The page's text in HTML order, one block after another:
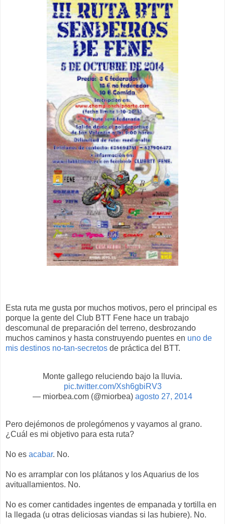
Esta ruta me gusta por muchos motivos, pero el principal es
porque la gente del Club BTT Fene hace un trabajo
descomunal de preparación del terreno, desbrozando
muchos caminos y hasta construyendo puentes en uno de
mis destinos no-tan-secretos de práctica del BTT.
Monte gallego reluciendo bajo la lluvia.
pic.twitter.com/Xsh6gbiRV3
— miorbea.com (@miorbea) agosto 27, 2014
Pero dejémonos de prolegómenos y vayamos al grano.
¿Cuál es mi objetivo para esta ruta?
No es acabar. No.
No es arramplar con los plátanos y los Aquarius de los
avituallamientos. No.
No es comer cantidades ingentes de empanada y tortilla en
la llegada (u otras deliciosas viandas si las hubiere). No.